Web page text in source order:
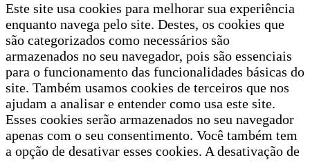
Este site usa cookies para melhorar sua experiência
enquanto navega pelo site. Destes, os cookies que
são categorizados como necessários são
armazenados no seu navegador, pois são essenciais
para o funcionamento das funcionalidades básicas do
site. Também usamos cookies de terceiros que nos
ajudam a analisar e entender como usa este site.
Esses cookies serão armazenados no seu navegador
apenas com o seu consentimento. Você também tem
a opção de desativar esses cookies. A desativação de